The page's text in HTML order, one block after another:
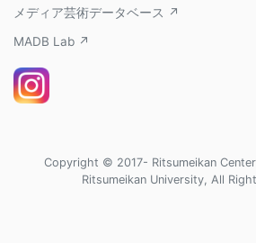
メディア芸術データベース ↗
MADB Lab ↗
Copyright © 2017- Ritsumeikan
Ritsumeikan University, All